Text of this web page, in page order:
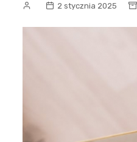
2 stycznia 2025